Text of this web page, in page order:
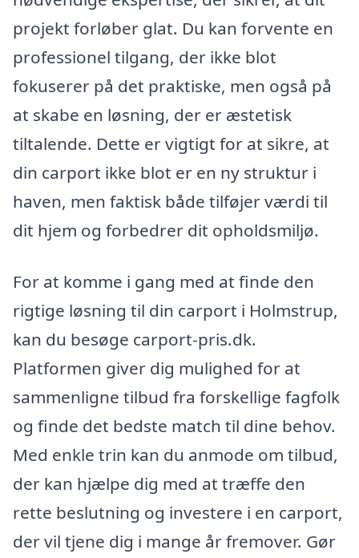
projekt forløber glat. Du kan forvente en
professionel tilgang, der ikke blot
fokuserer på det praktiske, men også på
at skabe en løsning, der er æstetisk
tiltalende. Dette er vigtigt for at sikre, at
din carport ikke blot er en ny struktur i
haven, men faktisk både tilføjer værdi til
dit hjem og forbedrer dit opholdsmiljø.
For at komme i gang med at finde den
rigtige løsning til din carport i Holmstrup,
kan du besøge carport-pris.dk.
Platformen giver dig mulighed for at
sammenligne tilbud fra forskellige fagfolk
og finde det bedste match til dine behov.
Med enkle trin kan du anmode om tilbud,
der kan hjælpe dig med at træffe den
rette beslutning og investere i en carport,
der vil tjene dig i mange år fremover. Gør